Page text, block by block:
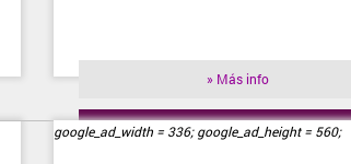
» Más info
» Visitar tienda
google_ad_width = 336; google_ad_height = 560;